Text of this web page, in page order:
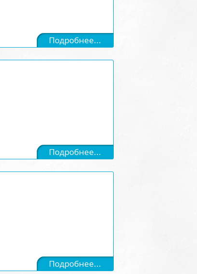
Подробнее...
Подробнее...
Подробнее...